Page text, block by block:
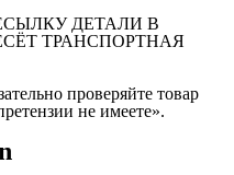
ДЕТАЛИ В
ТРАНСПОРТНАЯ
проверяйте товар
не имеете».